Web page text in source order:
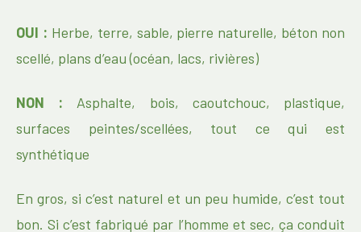
OUI : Herbe, terre, sable, pierre naturelle, béton non
scellé, plans d’eau (océan, lacs, rivières)
NON : Asphalte, bois, caoutchouc, plastique,
surfaces peintes/scellées, tout ce qui est
synthétique
En gros, si c’est naturel et un peu humide, c’est tout
bon. Si c’est fabriqué par l’homme et sec, ça conduit